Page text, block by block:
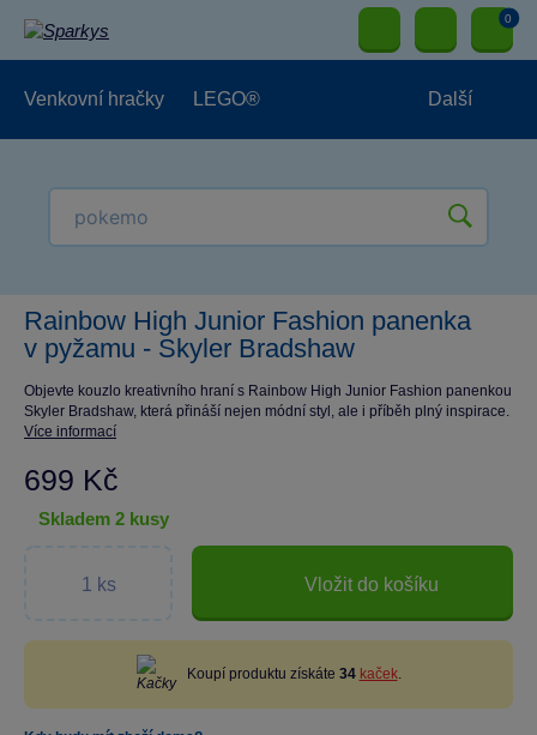
0
Venkovní hračky LEGO® Další
Rainbow High Junior Fashion panenka
v pyžamu - Skyler Bradshaw
Objevte kouzlo kreativního hraní s Rainbow High Junior Fashion panenkou
Skyler Bradshaw, která přináší nejen módní styl, ale i příběh plný inspirace.
Více informací
699 Kč
skladem 2 kusy
Vložit do košíku
Koupí produktu získáte 34 kaček.